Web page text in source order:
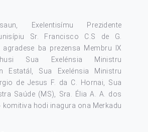
Exelentisímu Prezidente
Sr. Francisco C.S de G.
agradese ba prezensa Membru IX
Sua Exelénsia Ministru
Estatál, Sua Exelénsia Ministru
de Jesus F. da C. Hornai, Sua
Saúde (MS), Sra. Élia A. A. dos
komitiva hodi inagura ona Merkadu